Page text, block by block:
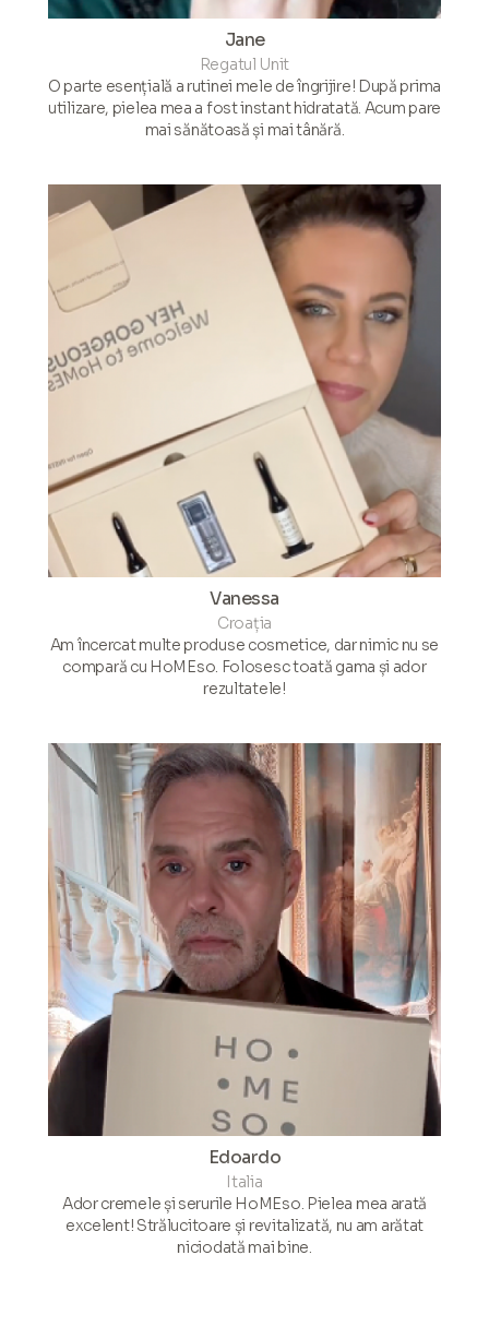
Jane
Regatul Unit
O parte esențială a rutinei mele de îngrijire! După prima
utilizare, pielea mea a fost instant hidratată. Acum pare
mai sănătoasă și mai tânără.
Vanessa
Croația
Am încercat multe produse cosmetice, dar nimic nu se
compară cu HoMEso. Folosesc toată gama și ador
rezultatele!
Edoardo
Italia
Ador cremele și serurile HoMEso. Pielea mea arată
excelent! Strălucitoare și revitalizată, nu am arătat
niciodată mai bine.